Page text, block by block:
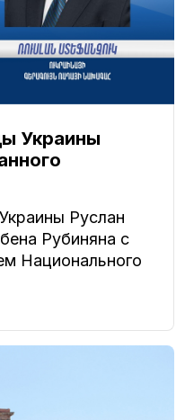
Украины
Руслан
Рубиняна с
Национального